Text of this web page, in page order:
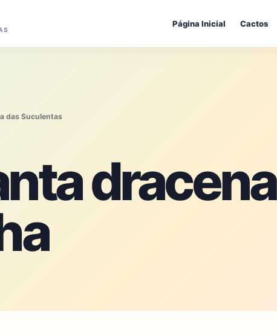
Página Inicial Cactos
das Suculentas
dracena